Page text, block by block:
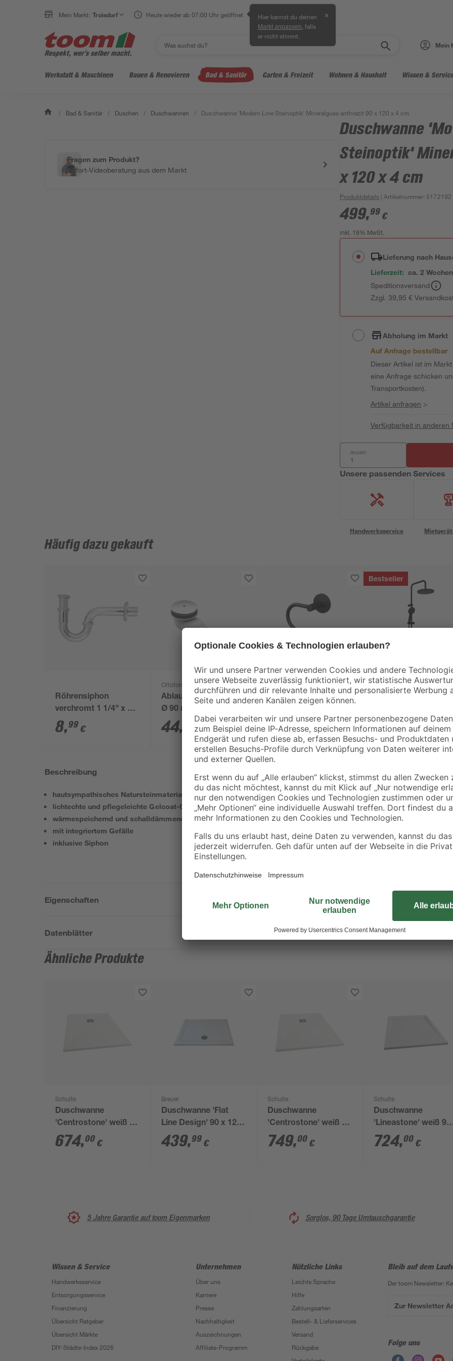
Mein Markt: Troisdorf Heute wieder ab 07:00 Uhr geöffnet Hier kannst du deinen
Markt anpassen , falls
er nicht stimmt.
✕
Mein
Werkstatt & Maschinen Bauen & Renovieren Bad & Sanitär Garten & Freizeit Wohnen & Haushalt Wissen &
/ Bad & Sanitär / Duschen / Duschwannen / Duschwanne 'Modern Line Steinoptik' Mineralguss anthrazit 90 x 120 x 4 cm
Fragen zum Produkt?
Sofort-Videoberatung aus dem Markt
Duschwanne
Steinoptik'
x 120 x 4 cm
Produktdetails | Artikelnummer: 5172192
499,99 €
inkl. 19% MwSt.
Lieferung nach
Lieferzeit: ca. 2 Wochen
Speditionsversand
Zzgl. 39,95 €
Abholung im Markt
Auf Anfrage bestellbar
Dieser Artikel ist im
eine Anfrage schicken
Transportkosten).
Artikel anfragen >
Verfügbarkeit in anderen
Anzahl:
Unsere passenden Services
Handwerksservice
Häufig dazu gekauft
Röhrensiphon
verchromt 1 1/4" x 32
mm
8,99 €
Ottofond
Ablaufgarnitur 'Tasso'
Ø 90 mm
44, €
Toilettenpapierhalter
schwarz
12,49 €
Bestseller
Schütte
Duschsystem 'Adria'
schwarz rund
179,99 €
Beschreibung
hautsympathisches Natursteinmaterial
lichtechte und pflegeleichte Gelcoat-Oberfläche
wärmespeichernd und schalldämmend
mit integriertem Gefälle
inklusive Siphon
Die rechteckige Duschwanne
Mineralguss. Sie verfügt über
welche die Widerstandsfähigkeit
Natursteinmaterial bietet eine
Die stabile Mineralgusswanne ist
bodengleichen Einbau geeignet,
stehend montiert werden.
Abdeckung in Steinoptik, der
Eigenschaften
Datenblätter
Ähnliche Produkte
Schulte
Duschwanne
'Centrostone' weiß 90
x 120 cm
674,00 €
Breuer
Duschwanne 'Flat
Line Design' 90 x 120
cm weiß
439,99 €
Schulte
Duschwanne
'Centrostone' weiß 90
x 150 cm
749,00 €
Schulte
Duschwanne
'Lineastone' weiß 90
120 cm
724,00 €
5 Jahre Garantie auf toom Eigenmarken Sorglos, 90 Tage Umtauschgarantie
Wissen & Service
Handwerksservice
Entsorgungsservice
Finanzierung
Übersicht Ratgeber
Übersicht Märkte
DIY-Städte-Index 2026
Unternehmen
Über uns
Karriere
Presse
Nachhaltigkeit
Auszeichnungen
Affiliate-Programm
Nützliche Links
Leichte Sprache
Hilfe
Zahlungsarten
Bestell- & Lieferservices
Versand
Rückgabe
Bleib auf dem
Der toom Newsletter:
Zur Newsletter
Folge uns